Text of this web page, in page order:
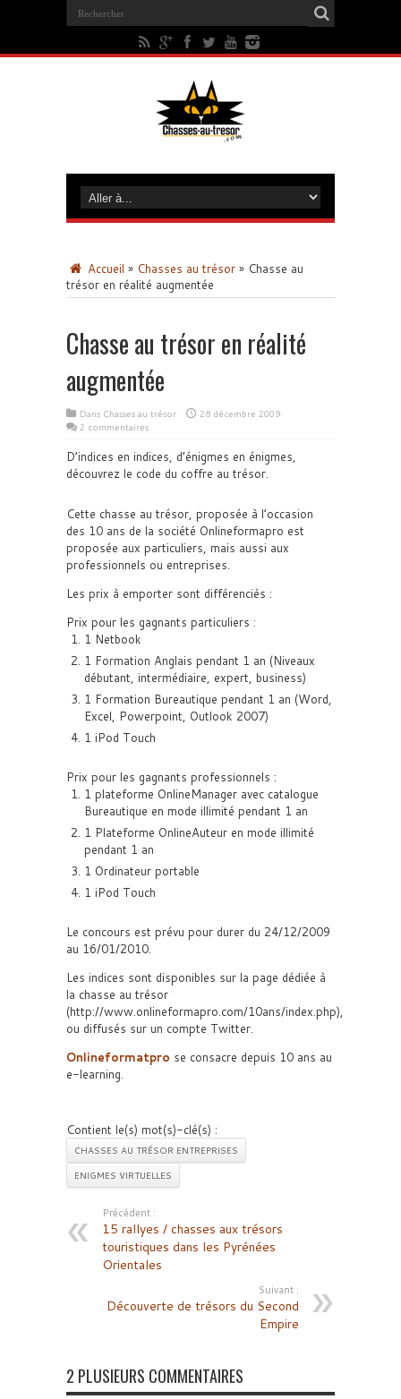
Accueil » Chasses au trésor » Chasse au
trésor en réalité augmentée
Chasse au trésor en réalité
augmentée
Dans Chasses au trésor
28 décembre 2009
2 commentaires
D’indices en indices, d’énigmes en énigmes,
découvrez le code du coffre au trésor.
Cette chasse au trésor, proposée à l’occasion
des 10 ans de la société Onlineformapro est
proposée aux particuliers, mais aussi aux
professionnels ou entreprises.
Les prix à emporter sont différenciés :
Prix pour les gagnants particuliers :
1 Netbook
1 Formation Anglais pendant 1 an (Niveaux
débutant, intermédiaire, expert, business)
1 Formation Bureautique pendant 1 an (Word,
Excel, Powerpoint, Outlook 2007)
1 iPod Touch
Prix pour les gagnants professionnels :
1 plateforme OnlineManager avec catalogue
Bureautique en mode illimité pendant 1 an
1 Plateforme OnlineAuteur en mode illimité
pendant 1 an
1 Ordinateur portable
1 iPod Touch
Le concours est prévu pour durer du 24/12/2009
au 16/01/2010.
Les indices sont disponibles sur la page dédiée à
la chasse au trésor
(http://www.onlineformapro.com/10ans/index.php),
ou diffusés sur un compte Twitter.
Onlineformatpro se consacre depuis 10 ans au
e-learning.
Contient le(s) mot(s)-clé(s) :
CHASSES AU TRÉSOR ENTREPRISES
ENIGMES VIRTUELLES
Précédent :
15 rallyes / chasses aux trésors
touristiques dans les Pyrénées
Orientales
Suivant :
Découverte de trésors du Second
Empire
2 PLUSIEURS COMMENTAIRES